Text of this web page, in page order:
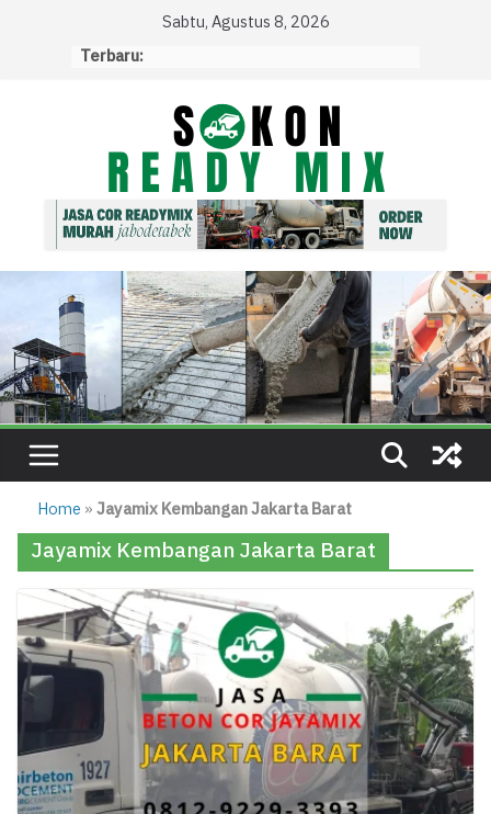
Sabtu, Agustus 8, 2026
Terbaru:
Home »Jayamix Kembangan Jakarta Barat
Jayamix Kembangan Jakarta Barat